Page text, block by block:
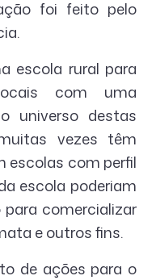
foi feito pelo
escola rural para
com uma
universo destas
vezes têm
escolas com perfil
escola poderiam
comercializar
e outros fins.
de ações para o